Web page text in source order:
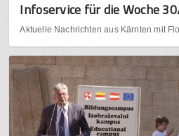
Infoservice für die Woche
Aktuelle Nachrichten aus Kärnten mit